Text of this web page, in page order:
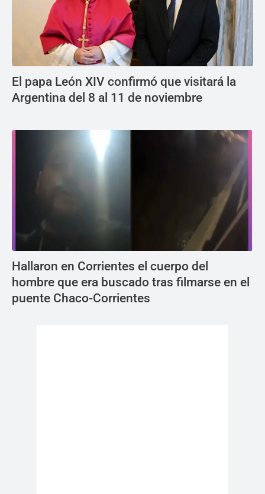
El papa León XIV confirmó que visitará la
Argentina del 8 al 11 de noviembre
Hallaron en Corrientes el cuerpo del
hombre que era buscado tras filmarse en el
puente Chaco-Corrientes